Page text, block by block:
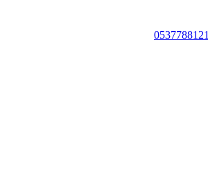
0537788121